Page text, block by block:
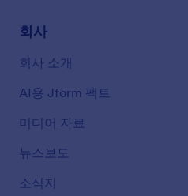
회사
회사 소개
AI용 Jform 팩트
미디어 자료
뉴스보도
소식지